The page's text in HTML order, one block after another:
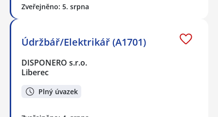
Zveřejněno: 5. srpna
Údržbář/Elektrikář (A1701)
DISPONERO s.r.o.
Liberec
Plný úvazek